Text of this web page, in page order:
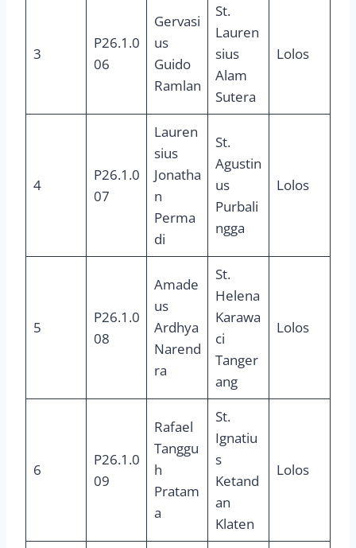
3
P26.1.0
06
Gervasi
us
Guido
Ramlan
St.
Lauren
sius
Alam
Sutera
Lolos
4
P26.1.0
07
Lauren
sius
Jonatha
n
Perma
di
St.
Agustin
us
Purbali
ngga
Lolos
5
P26.1.0
08
Amade
us
Ardhya
Narend
ra
St.
Helena
Karawa
ci
Tanger
ang
Lolos
6
P26.1.0
09
Rafael
Tanggu
h
Pratam
a
St.
Ignatiu
s
Ketand
an
Klaten
Lolos